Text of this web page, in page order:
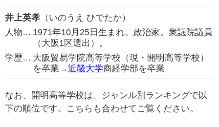
井上英孝 （いのうえ ひでたか）
人物… 1971年10月25日生まれ。政治家。衆議院議員
（大阪1区選出）。
学歴… 大阪貿易学院高等学校（現・開明高等学校）
を卒業→近畿大学商経学部を卒業
なお、開明高等学校は、ジャンル別ランキングで以
下の順位です。こちらも合わせてご覧ください。